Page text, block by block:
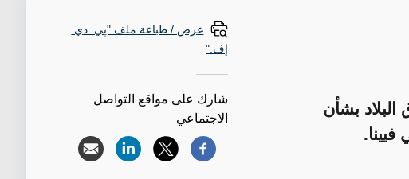
البلاد بشأن
عرض / طباعة ملف "پي. دي.
إف."
شارك على مواقع التواصل
الاجتماعي